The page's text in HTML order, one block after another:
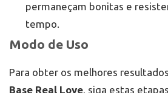
permaneçam bonitas e
tempo.
Modo de Uso
Para obter os melhores
Base Real Love, siga estas